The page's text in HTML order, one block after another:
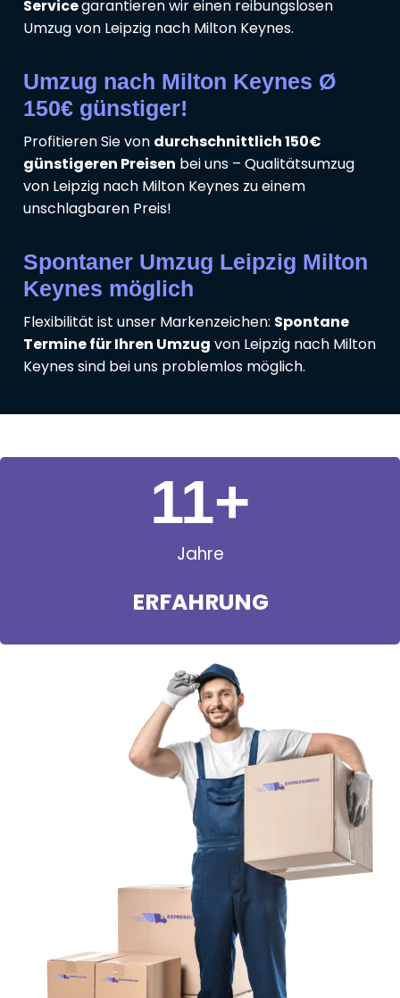
Servicegarantieren wir einen reibungslosen
Umzug von Leipzig nach Milton Keynes.
Umzug nach Milton Keynes Ø
150€ günstiger!
Profitieren Sie von durchschnittlich 150€
günstigeren Preisen bei uns – Qualitätsumzug
von Leipzig nach Milton Keynes zu einem
unschlagbaren Preis!
Spontaner Umzug Leipzig Milton
Keynes möglich
Flexibilität ist unser Markenzeichen: Spontane
Termine für Ihren Umzug von Leipzig nach Milton
Keynes sind bei uns problemlos möglich.
Jahre
ERFAHRUNG
11+